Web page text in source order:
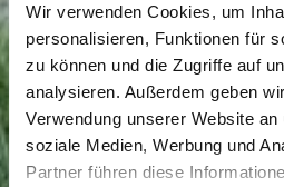
Wir verwenden Cookies, um
personalisieren, Funktionen für
zu können und die Zugriffe auf
analysieren. Außerdem geben
Verwendung unserer Website
soziale Medien, Werbung und
Partner führen diese